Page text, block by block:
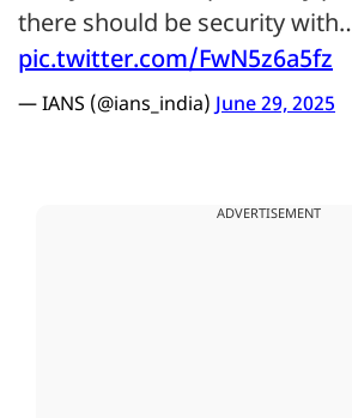
there should be security
pic.twitter.com/FwN5z6a5fz
— IANS (@ians_india)June 29, 2025
ADVERTISEMENT